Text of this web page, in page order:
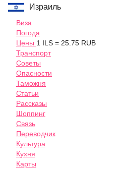
Израиль
Виза
Погода
Цены 1 ILS = 25.75 RUB
Транспорт
Советы
Опасности
Таможня
Статьи
Рассказы
Шоппинг
Связь
Переводчик
Культура
Кухня
Карты